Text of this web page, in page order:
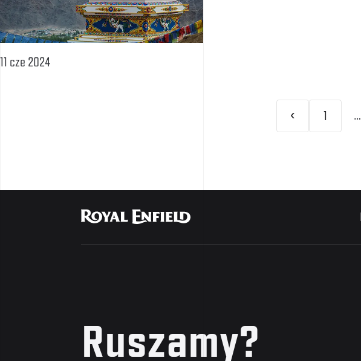
11 cze 2024
‹ 1 …
Ruszamy?